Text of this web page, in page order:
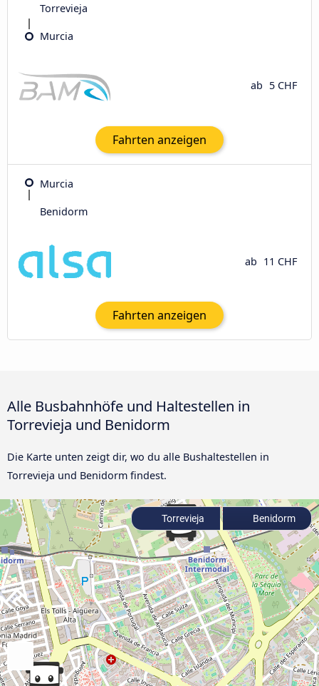
Torrevieja
Murcia
ab 5 CHF
Fahrten anzeigen
Murcia
Benidorm
ab 11 CHF
Fahrten anzeigen
Alle Busbahnhöfe und Haltestellen in
Torrevieja und Benidorm
Die Karte unten zeigt dir, wo du alle Bushaltestellen in
Torrevieja und Benidorm findest.
Torrevieja Benidorm